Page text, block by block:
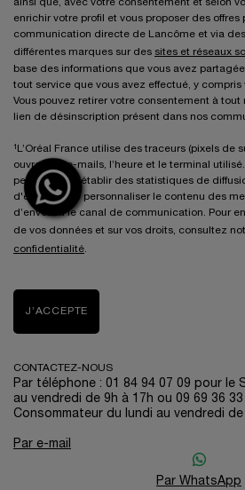
ainsi que, avec votre consentement et selon
enrichir votre profil et vous proposer des offres
communication directe de Lancôme et via
différentes marques sur des sites et réseaux
base des informations que vous avez
tout service que vous avez effectué, y
Vous pouvez retirer votre consentement à
lien de désinscription présent dans nos
¹L’Oréal France utilise des traceurs (pixels de
ouvrez les e-mails, l’heure et le terminal
permettent d’établir des statistiques de
d'envoi, et de personnaliser le contenu des
d’envoi ou le canal de communication. Pour
de vos données et sur vos droits, consultez
confidentialité.
J’ACCEPTE
CONTACTEZ-NOUS
Par téléphone : 01 84 94 07 09 pour le
au vendredi de 9h à 17h ou 09 69 36
Consommateur du lundi au vendredi de
Par e-mail
Par WhatsApp